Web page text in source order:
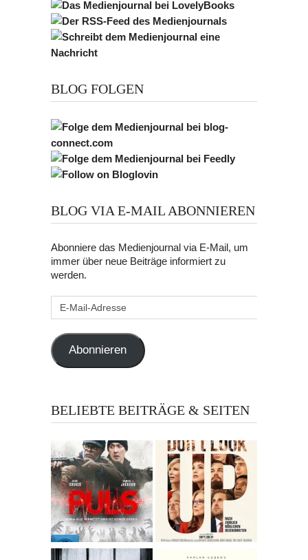
BLOG FOLGEN
BLOG VIA E-MAIL ABONNIEREN
Abonniere das Medienjournal via E-Mail, um
immer über neue Beiträge informiert zu
werden.
Abonnieren
BELIEBTE BEITRÄGE & SEITEN